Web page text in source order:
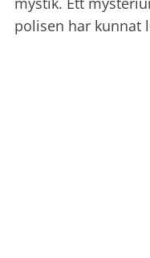
polisen har kunnat